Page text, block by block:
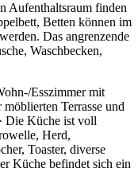
Aufenthaltsraum finden
Betten können im
Das angrenzende
Waschbecken,
Esszimmer mit
Terrasse und
Die Küche ist voll
Herd,
Toaster, diverse
Küche befindet sich ein